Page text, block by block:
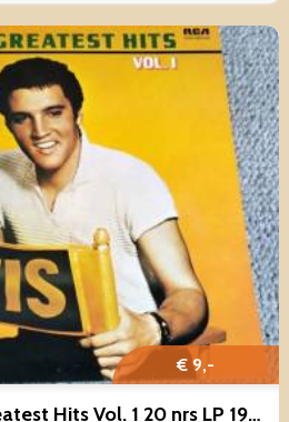
€ 9,-
Elvis Presley – 20 Greatest Hits Vol. 1 20 nrs LP 1981 MONO